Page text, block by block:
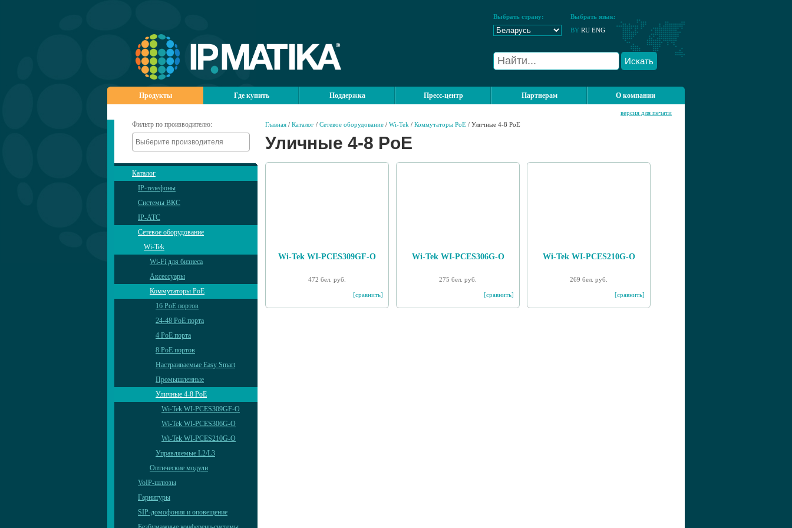
Выбрать страну:
Выбрать язык:
BY RU ENG
Искать
Продукты Где купить Поддержка Пресс-центр Партнерам О компании
Фильтр по производителю:
Каталог
IP-телефоны
Системы ВКС
IP-АТС
Сетевое оборудование
Wi-Tek
Wi-Fi для бизнеса
Аксессуары
Коммутаторы PoE
16 PoE портов
24-48 PoE порта
4 PoE порта
8 PoE портов
Настраиваемые Easy Smart
Промышленные
Уличные 4-8 PoE
Wi-Tek WI-PCES309GF-O
Wi-Tek WI-PCES306G-O
Wi-Tek WI-PCES210G-O
Управляемые L2/L3
Оптические модули
VoIP-шлюзы
Гарнитуры
SIP-домофония и оповещение
Главная / Каталог / Сетевое оборудование / Wi-Tek / Коммутаторы PoE / Уличные 4-8 PoE
версия для печати
Уличные 4-8 PoE
Wi-Tek WI-PCES309GF-O
472 бел. руб.
[сравнить]
Wi-Tek WI-PCES306G-O
275 бел. руб.
[сравнить]
Wi-Tek WI-PCES210G-O
269 бел. руб.
[сравнить]